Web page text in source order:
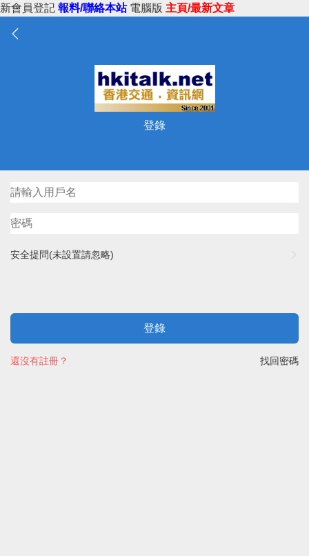
新會員登記 報料/聯絡本站 電腦版 主頁/最新文章
登錄
安全提問(未設置請忽略)
登錄
找回密碼
還沒有註冊？